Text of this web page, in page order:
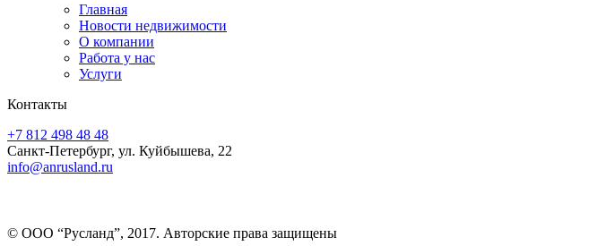
Главная
Новости недвижимости
О компании
Работа у нас
Услуги
Контакты
+7 812 498 48 48
Санкт-Петербург, ул. Куйбышева, 22
info@anrusland.ru
© ООО “Русланд”, 2017. Авторские права защищены